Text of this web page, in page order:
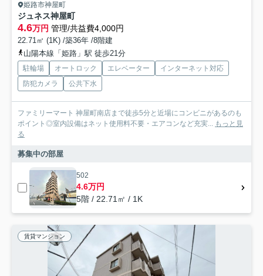
姫路市神屋町
ジュネス神屋町
4.6万円 管理/共益費4,000円
22.71㎡ (1K) /築36年 /8階建
山陽本線「姫路」駅 徒歩21分
駐輪場 オートロック エレベーター
インターネット対応
防犯カメラ
公共下水
ファミリーマート 神屋町南店まで徒歩5分と近場にコンビニがあるのも
ポイント◎室内設備はネット使用料不要・エアコンなど充実... もっと見
る
募集中の部屋
502
4.6万円
5階 / 22.71㎡ / 1K
賃貸マンション